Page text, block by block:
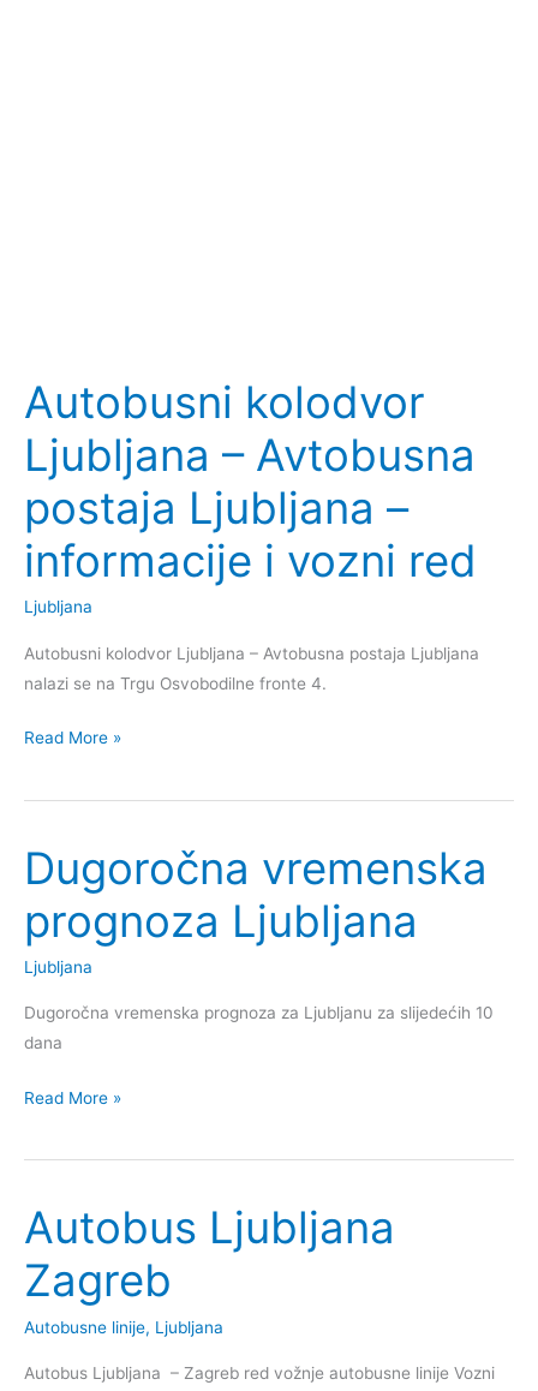
Autobusni kolodvor
Ljubljana – Avtobusna
postaja Ljubljana –
informacije i vozni red
Ljubljana
Autobusni kolodvor Ljubljana – Avtobusna postaja Ljubljana
nalazi se na Trgu Osvobodilne fronte 4.
Autobusni
Ljubljana
Avtobusna
postaja
Ljubljana
–
informacije
i
vozni
Read More »
Dugoročna vremenska
prognoza Ljubljana
Ljubljana
Dugoročna vremenska prognoza za Ljubljanu za slijedećih 10
dana
Dugoročna
prognoza
Read More »
Autobus Ljubljana
Zagreb
Autobusne linije, Ljubljana
Autobus Ljubljana – Zagreb red vožnje autobusne linije Vozni